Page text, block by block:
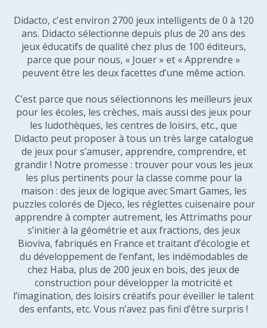
Didacto, c'est environ 2700 jeux intelligents de 0 à 120
ans. Didacto sélectionne depuis plus de 20 ans des
jeux éducatifs de qualité chez plus de 100 éditeurs,
parce que pour nous, « Jouer » et « Apprendre »
peuvent être les deux facettes d’une même action.
C’est parce que nous sélectionnons les meilleurs jeux
pour les écoles, les crèches, mais aussi des jeux pour
les ludothèques, les centres de loisirs, etc., que
Didacto peut proposer à tous un très large catalogue
de jeux pour s’amuser, apprendre, comprendre, et
grandir ! Notre promesse : trouver pour vous les jeux
les plus pertinents pour la classe comme pour la
maison : des jeux de logique avec Smart Games, les
puzzles colorés de Djeco, les réglettes cuisenaire pour
apprendre à compter autrement, les Attrimaths pour
s’initier à la géométrie et aux fractions, des jeux
Bioviva, fabriqués en France et traitant d’écologie et
du développement de l’enfant, les indémodables de
chez Haba, plus de 200 jeux en bois, des jeux de
construction pour développer la motricité et
l’imagination, des loisirs créatifs pour éveiller le talent
des enfants, etc. Vous n’avez pas fini d’être surpris !